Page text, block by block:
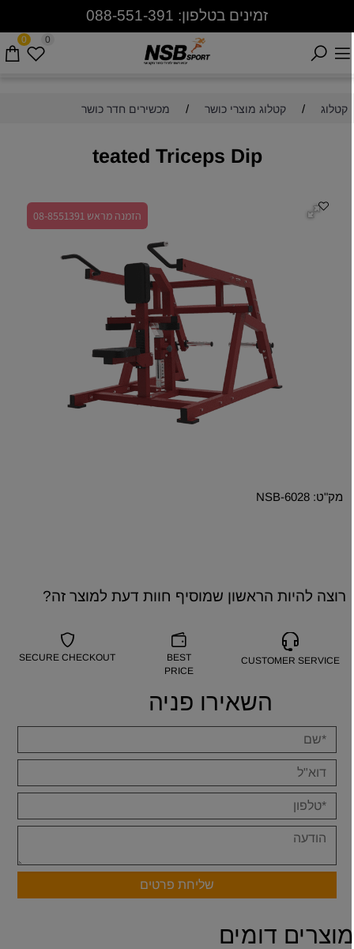
זמינים בטלפון: 088-551-391
0 0
קטלוג / קטלוג מוצרי כושר / מכשירים חדר כושר
teated Triceps Dip
הזמנה מראש 08-8551391
מק"ט: NSB-6028
רוצה להיות הראשון שמוסיף חוות דעת למוצר זה?
CUSTOMER SERVICE
BEST
PRICE
SECURE CHECKOUT
השאירו פניה
דומים